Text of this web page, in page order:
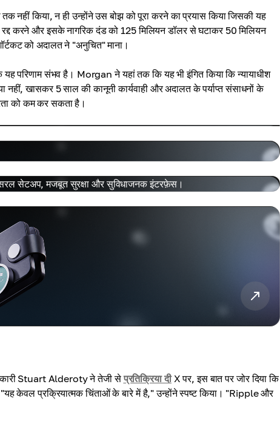
किया, न ही उन्होंने उस बोझ को पूरा करने का प्रयास किया जिसकी यह
करने और इसके नागरिक दंड को 125 मिलियन डॉलर से घटाकर 50 मिलियन
को अदालत ने "अनुचित" माना।
संभव है। Morgan ने यहां तक ​​कि यह भी इंगित किया कि न्यायाधीश
नहीं, खासकर 5 साल की कानूनी कार्यवाही और अदालत के पर्याप्त संसाधनों के
को कम कर सकता है।
सेटअप, मजबूत सुरक्षा और सुविधाजनक इंटरफ़ेस।
Stuart Alderoty ने तेजी सेप्रतिक्रिया दीX पर, इस बात पर जोर दिया कि
केवल प्रक्रियात्मक चिंताओं के बारे में है," उन्होंने स्पष्ट किया। "Ripple और